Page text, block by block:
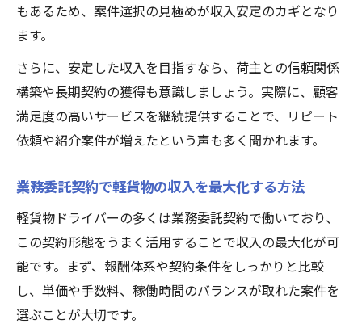
もあるため、案件選択の見極めが収入安定のカギとなり
ます。
さらに、安定した収入を目指すなら、荷主との信頼関係
構築や長期契約の獲得も意識しましょう。実際に、顧客
満足度の高いサービスを継続提供することで、リピート
依頼や紹介案件が増えたという声も多く聞かれます。
業務委託契約で軽貨物の収入を最大化する方法
軽貨物ドライバーの多くは業務委託契約で働いており、
この契約形態をうまく活用することで収入の最大化が可
能です。まず、報酬体系や契約条件をしっかりと比較
し、単価や手数料、稼働時間のバランスが取れた案件を
選ぶことが大切です。